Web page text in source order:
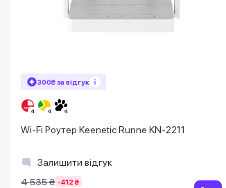
300₴ за відгук
Wi-Fi Роутер Keenetic Runne KN-2211
Залишити відгук
4 535 ₴ -412 ₴